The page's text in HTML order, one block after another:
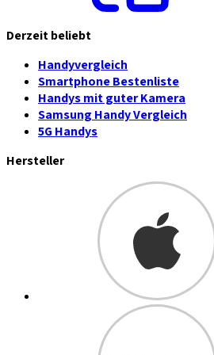
Derzeit beliebt
Handyvergleich
Smartphone Bestenliste
Handys mit guter Kamera
Samsung Handy Vergleich
5G Handys
Hersteller